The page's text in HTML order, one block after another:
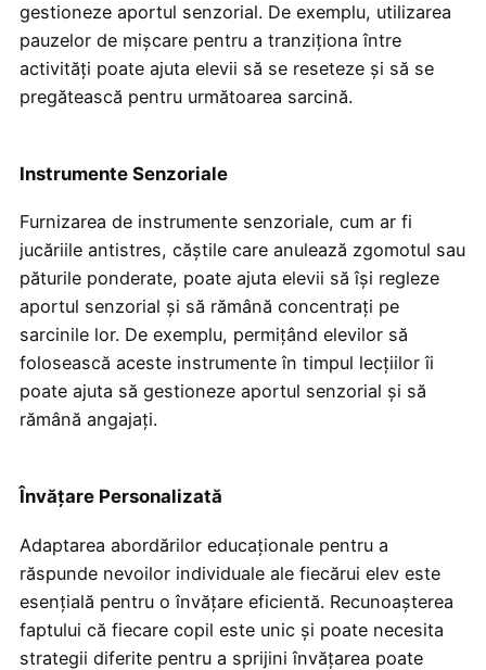
gestioneze aportul senzorial. De exemplu, utilizarea
pauzelor de mișcare pentru a tranziționa între
activități poate ajuta elevii să se reseteze și să se
pregătească pentru următoarea sarcină.
Instrumente Senzoriale
Furnizarea de instrumente senzoriale, cum ar fi
jucăriile antistres, căștile care anulează zgomotul sau
păturile ponderate, poate ajuta elevii să își regleze
aportul senzorial și să rămână concentrați pe
sarcinile lor. De exemplu, permițând elevilor să
folosească aceste instrumente în timpul lecțiilor îi
poate ajuta să gestioneze aportul senzorial și să
rămână angajați.
Învățare Personalizată
Adaptarea abordărilor educaționale pentru a
răspunde nevoilor individuale ale fiecărui elev este
esențială pentru o învățare eficientă. Recunoașterea
faptului că fiecare copil este unic și poate necesita
strategii diferite pentru a sprijini învățarea poate